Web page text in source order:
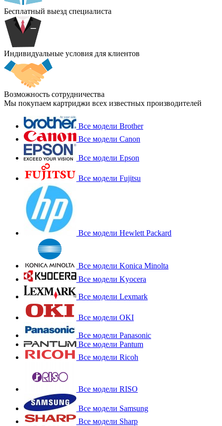
Бесплатный выезд специалиста
Индивидуальные условия для клиентов
Возможность сотрудничества
Мы покупаем картриджи всех известных производителей
Все модели Brother
Все модели Canon
Все модели Epson
Все модели Fujitsu
Все модели Hewlett Packard
Все модели Konica Minolta
Все модели Kyocera
Все модели Lexmark
Все модели OKI
Все модели Panasonic
Все модели Pantum
Все модели Ricoh
Все модели RISO
Все модели Samsung
Все модели Sharp